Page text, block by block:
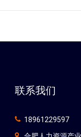
联系我们
18961229597